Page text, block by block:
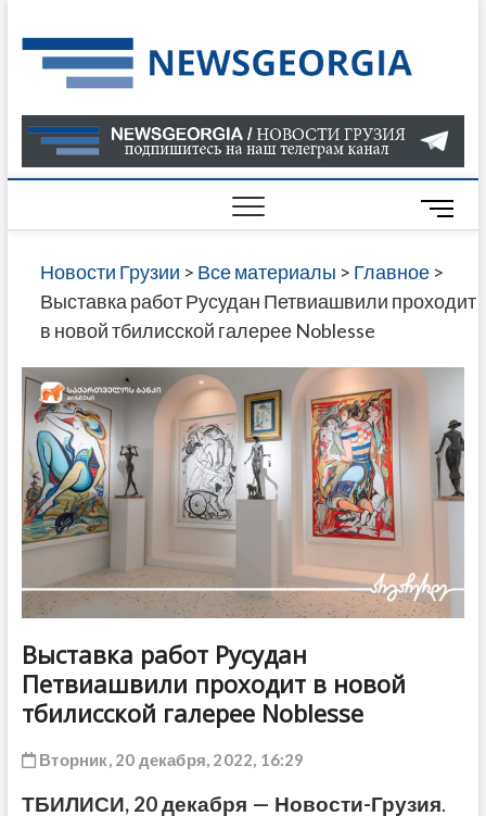
to
content
О
В
ГРУЗИИ
САЙТЕ
M
e
n
u
o
n
Новости Грузии > Все материалы > Главное>
Выставка работ Русудан Петвиашвили проходит
в новой тбилисской галерее Noblesse
Выставка работ Русудан
Петвиашвили проходит в новой
тбилисской галерее Noblesse
Вторник, 20 декабря, 2022, 16:29
ТБИЛИСИ, 20 декабря — Новости-Грузия.